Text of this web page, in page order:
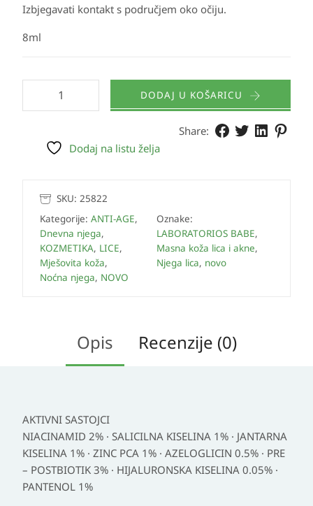
Izbjegavati kontakt s područjem oko očiju.
8ml
DODAJ U KOŠARICU
Share:
Dodaj na listu želja
SKU: 25822
Kategorije: ANTI-AGE,
Dnevna njega,
KOZMETIKA, LICE,
Mješovita koža,
Noćna njega, NOVO
Oznake:
LABORATORIOS BABE,
Masna koža lica i akne,
Njega lica, novo
Opis Recenzije (0)
AKTIVNI SASTOJCI
NIACINAMID 2% · SALICILNA KISELINA 1% · JANTARNA
KISELINA 1% · ZINC PCA 1% · AZELOGLICIN 0.5% · PRE
– POSTBIOTIK 3% · HIJALURONSKA KISELINA 0.05% ·
PANTENOL 1%